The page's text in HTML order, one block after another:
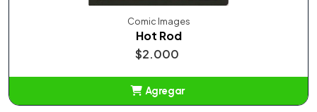
Comic Images
Hot Rod
$2.000
Agregar